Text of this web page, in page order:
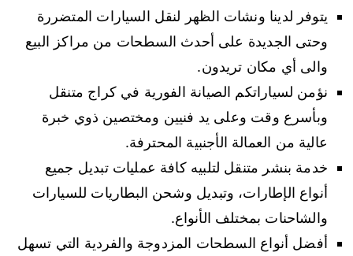
يتوفر لدينا ونشات الظهر لنقل السيارات المتضررة
وحتى الجديدة على أحدث السطحات من مراكز البيع
والى أي مكان تريدون.
نؤمن لسياراتكم الصيانة الفورية في كراج متنقل
وبأسرع وقت وعلى يد فنيين ومختصين ذوي خبرة
عالية من العمالة الأجنبية المحترفة.
خدمة بنشر متنقل لتلبيه كافة عمليات تبديل جميع
أنواع الإطارات، وتبديل وشحن البطاريات للسيارات
والشاحنات بمختلف الأنواع.
أفضل أنواع السطحات المزدوجة والفردية التي تسهل